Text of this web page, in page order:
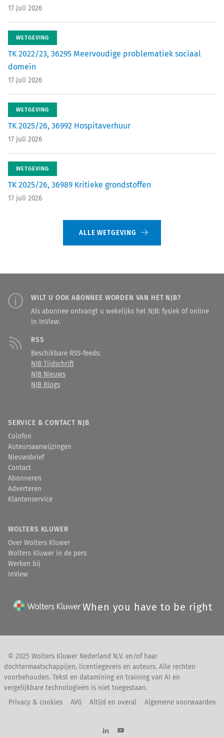
17 juli 2026
WETGEVING
TK 2022/23, 36295 Meervoudige problematiek sociaal
domein
17 juli 2026
WETGEVING
TK 2025/26, 36992 Hospitaverhuur
17 juli 2026
WETGEVING
TK 2025/26, 36989 Kritieke grondstoffen
17 juli 2026
ALLE WETGEVING
WILT U OOK ABONNEE WORDEN VAN HET NJB?
Als abonnee ontvangt u wekelijks het NJB: fysiek óf online
in InView.
RSS
Beschikbare RSS-feeds:
NJB Tijdschrift
NJB Nieuws
NJB Blogs
SERVICE & CONTACT NJB
Colofon
Auteursaanwijzingen
Nieuwsbrief
Contact
Abonneren
Adverteren
Klantenservice
WOLTERS KLUWER
Over Wolters Kluwer
Wolters Kluwer in de pers
Werken bij
InView
When you have to be right
© 2025 Wolters Kluwer Nederland N.V. en/of haar
dochtermaatschappijen, licentiegevers en auteurs. Alle rechten
voorbehouden. Tekst en datamining en training van AI en
vergelijkbare technologieën is niet toegestaan.
Privacy & cookies
AVG Altijd en overal Algemene voorwaarden